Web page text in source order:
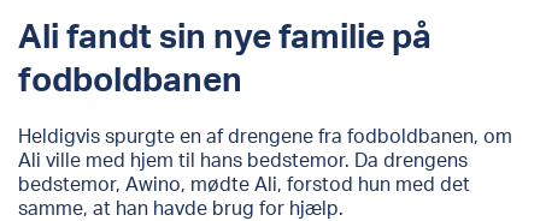
Ali fandt sin nye familie på
fodboldbanen
Heldigvis spurgte en af drengene fra fodboldbanen, om
Ali ville med hjem til hans bedstemor. Da drengens
bedstemor, Awino, mødte Ali, forstod hun med det
samme, at han havde brug for hjælp.